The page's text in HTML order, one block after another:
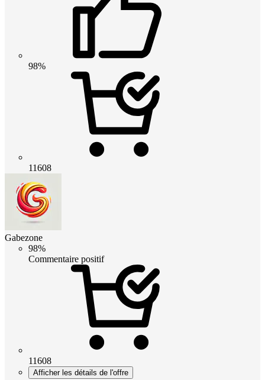
98%
11608
Gabezone
98%
Commentaire positif
11608
Afficher les détails de l'offre